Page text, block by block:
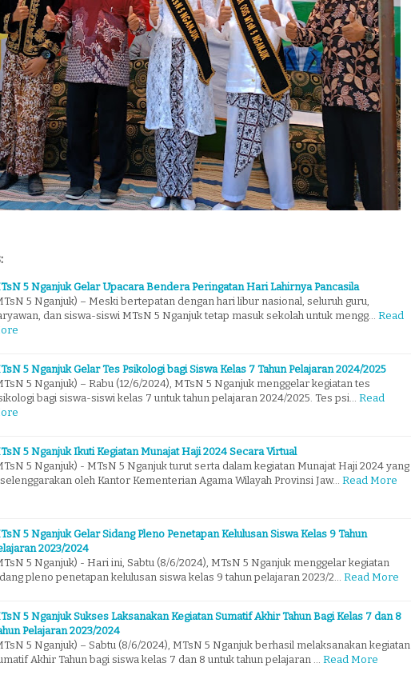
5 Nganjuk Gelar Upacara Bendera Peringatan Hari Lahirnya Pancasila
5 Nganjuk) – Meski bertepatan dengan hari libur nasional, seluruh guru,
dan siswa-siswi MTsN 5 Nganjuk tetap masuk sekolah untuk mengg… Read
5 Nganjuk Gelar Tes Psikologi bagi Siswa Kelas 7 Tahun Pelajaran 2024/2025
5 Nganjuk) – Rabu (12/6/2024), MTsN 5 Nganjuk menggelar kegiatan tes
bagi siswa-siswi kelas 7 untuk tahun pelajaran 2024/2025. Tes psi… Read
5 Nganjuk Ikuti Kegiatan Munajat Haji 2024 Secara Virtual
5 Nganjuk) - MTsN 5 Nganjuk turut serta dalam kegiatan Munajat Haji 2024 yang
oleh Kantor Kementerian Agama Wilayah Provinsi Jaw… Read More
5 Nganjuk Gelar Sidang Pleno Penetapan Kelulusan Siswa Kelas 9 Tahun
2023/2024
5 Nganjuk) - Hari ini, Sabtu (8/6/2024), MTsN 5 Nganjuk menggelar kegiatan
pleno penetapan kelulusan siswa kelas 9 tahun pelajaran 2023/2… Read More
5 Nganjuk Sukses Laksanakan Kegiatan Sumatif Akhir Tahun Bagi Kelas 7 dan 8
Pelajaran 2023/2024
5 Nganjuk) – Sabtu (8/6/2024), MTsN 5 Nganjuk berhasil melaksanakan kegiatan
Akhir Tahun bagi siswa kelas 7 dan 8 untuk tahun pelajaran … Read More